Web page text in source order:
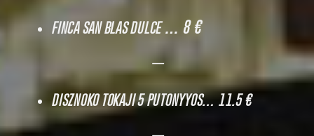
FINCA SAN BLAS DULCE… 8 €
—
DISZNOKO TOKAJI 5 PUTONYYOS… 11.5 €